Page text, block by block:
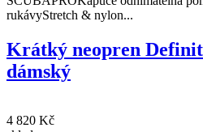
SCUBAPROKapuce odnímatelná
rukávyStretch & nylon...
dámský